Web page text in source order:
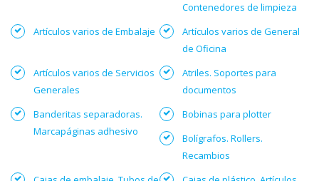
Contenedores de limpieza
Artículos varios de Embalaje
Artículos varios de General
de Oficina
Artículos varios de Servicios
Generales
Atriles. Soportes para
documentos
Banderitas separadoras.
Marcapáginas adhesivo
Bobinas para plotter
Bolígrafos. Rollers.
Recambios